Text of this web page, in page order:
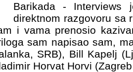
Barikada -
direktnom razgovoru sa
i vama prenosio
sam napisao sam,
SRB), Bill Kapelj
Horvat Horvi